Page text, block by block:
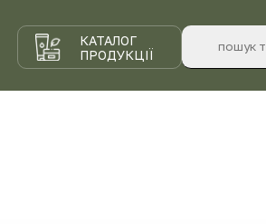
КАТАЛОГ
ПРОДУКЦІЇ